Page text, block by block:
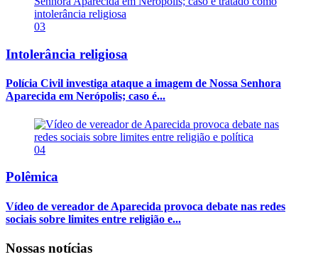
03
Intolerância religiosa
Polícia Civil investiga ataque a imagem de Nossa Senhora
Aparecida em Nerópolis; caso é...
04
Polêmica
Vídeo de vereador de Aparecida provoca debate nas redes
sociais sobre limites entre religião e...
Nossas notícias